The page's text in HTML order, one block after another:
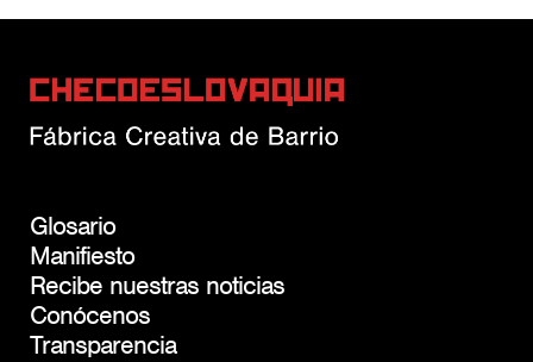
Glosario
Manifiesto
Recibe nuestras noticias
Conócenos
Transparencia